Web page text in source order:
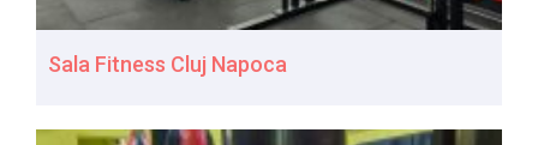
Sala Fitness Cluj Napoca